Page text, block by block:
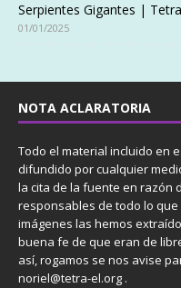
Serpientes Gigantes |
01/01/2025
NOTA ACLARATORIA
Todo el material incluido en
difundido por cualquier
la cita de la fuente en razón
responsables de todo lo que
imágenes las hemos
buena fe de que eran de
así, rogamos se nos avise
noriel@tetra-el.org .